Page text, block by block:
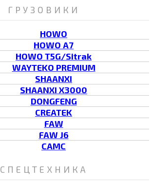
ГРУЗОВИКИ
HOWO
HOWO A7
HOWO T5G/Sitrak
WAYTEKO PREMIUM
SHAANXI
SHAANXI X3000
DONGFENG
CREATEK
FAW
FAW J6
CAMC
СПЕЦТЕХНИКА